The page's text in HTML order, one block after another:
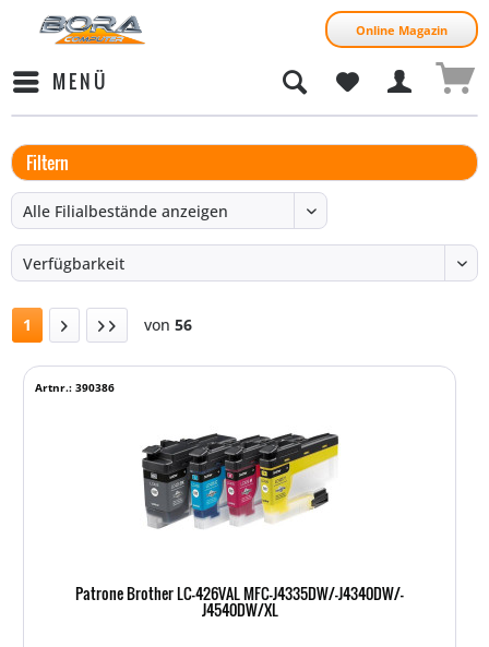
Online Magazin
MENÜ
Filtern
1 von 56
Patrone Brother LC-426VAL MFC-J4335DW/-J4340DW/-
J4540DW/XL
Artnr.: 390386